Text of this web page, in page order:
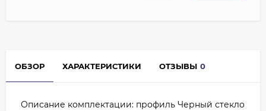
ОБЗОР ХАРАКТЕРИСТИКИ ОТЗЫВЫ 0
Описание комплектации: профиль Черный стекло